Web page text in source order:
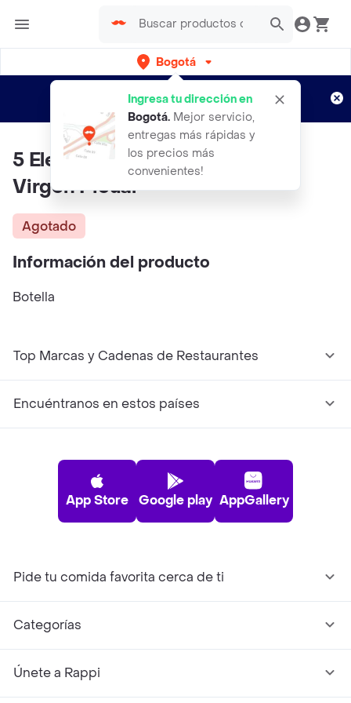
Bogotá
Ingresa tu dirección en
Bogotá. Mejor servicio,
entregas más rápidas y
los precios más
convenientes!
envíos gratis por semanas
Aplican TyC
5 Elementos Aceite Oliva Extra
Virgen Picual
Agotado
Información del producto
Botella
Top Marcas y Cadenas de Restaurantes
Encuéntranos en estos países
App Store Google play AppGallery
Pide tu comida favorita cerca de ti
Categorías
Únete a Rappi